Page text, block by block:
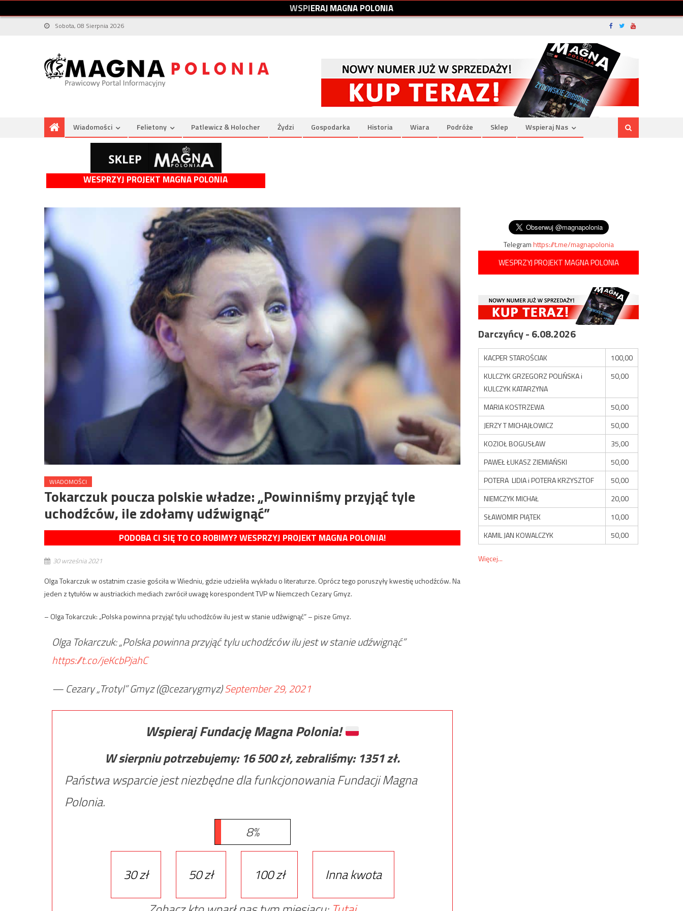
WSPIERAJMAGNAPOLONIA
Sobota, 08 Sierpnia 2026
Wiadomości Felietony Patlewicz & Holocher Żydzi Gospodarka Historia Wiara Podróże Sklep Wspieraj Nas
WESPRZYJ PROJEKT MAGNA POLONIA
WIADOMOŚCI
Tokarczuk poucza polskie władze: „Powinniśmy przyjąć tyle
uchodźców, ile zdołamy udźwignąć”
PODOBA CI SIĘ TO CO ROBIMY? WESPRZYJ PROJEKT MAGNA POLONIA!
30 września 2021
Olga Tokarczuk w ostatnim czasie gościła w Wiedniu, gdzie udzieliła wykładu o literaturze. Oprócz tego poruszyły kwestię uchodźców. Na
jeden z tytułów w austriackich mediach zwrócił uwagę korespondent TVP w Niemczech Cezary Gmyz.
– Olga Tokarczuk: „Polska powinna przyjąć tylu uchodźców ilu jest w stanie udźwignąć” – pisze Gmyz.
Olga Tokarczuk: „Polska powinna przyjąć tylu uchodźców ilu jest w stanie udźwignąć”
https://t.co/jeKcbPjahC
— Cezary „Trotyl” Gmyz (@cezarygmyz)September 29, 2021
Wspieraj Fundację Magna Polonia!
W sierpniu potrzebujemy: 16 500zł, zebraliśmy: 1351zł.
Państwa wsparcie jest niezbędne dla funkcjonowania Fundacji Magna
Polonia.
8%
30 zł 50 zł 100 zł
Inna kwota
Telegramhttps://t.me/magnapolonia
WESPRZYJ PROJEKT MAGNA POLONIA
Darczyńcy - 6.08.2026
KACPER STAROŚCIAK
100,00
KULCZYK GRZEGORZ POLIŃSKA i
KULCZYK KATARZYNA
50,00
MARIA KOSTRZEWA
50,00
JERZY T MICHAJŁOWICZ
50,00
KOZIOŁ BOGUSŁAW
35,00
PAWEŁ ŁUKASZ ZIEMIAŃSKI
50,00
POTERA LIDIA i POTERA KRZYSZTOF
50,00
NIEMCZYK MICHAŁ
20,00
SŁAWOMIR PIĄTEK
10,00
KAMIL JAN KOWALCZYK
50,00
Więcej...